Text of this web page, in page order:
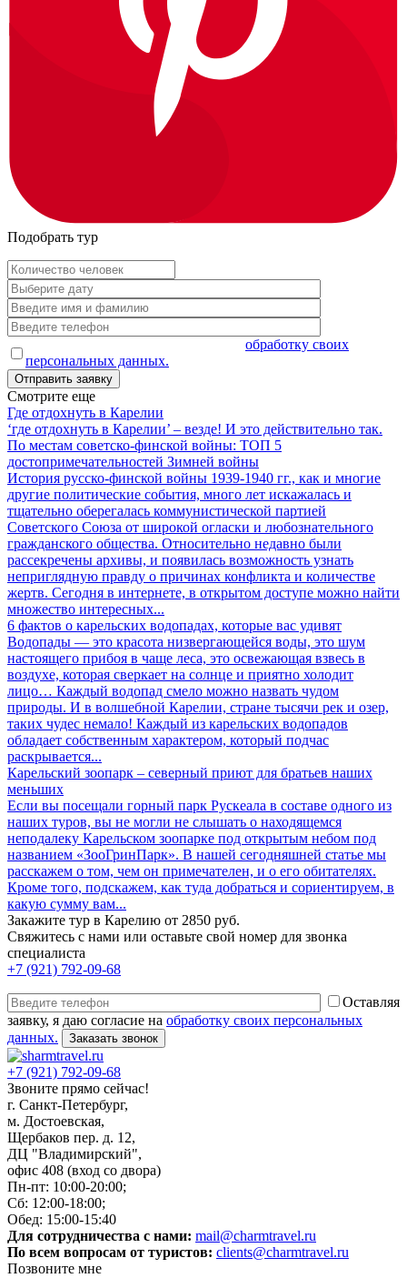
Подобрать тур
обработку своих
персональных данных.
Смотрите еще
Где отдохнуть в Карелии
‘где отдохнуть в Карелии’ – везде! И это действительно так.
По местам советско-финской войны: ТОП 5
достопримечательностей Зимней войны
История русско-финской войны 1939-1940 гг., как и многие
другие политические события, много лет искажалась и
тщательно оберегалась коммунистической партией
Советского Союза от широкой огласки и любознательного
гражданского общества. Относительно недавно были
рассекречены архивы, и появилась возможность узнать
неприглядную правду о причинах конфликта и количестве
жертв. Сегодня в интернете, в открытом доступе можно найти
множество интересных...
6 фактов о карельских водопадах, которые вас удивят
Водопады — это красота низвергающейся воды, это шум
настоящего прибоя в чаще леса, это освежающая взвесь в
воздухе, которая сверкает на солнце и приятно холодит
лицо… Каждый водопад смело можно назвать чудом
природы. И в волшебной Карелии, стране тысячи рек и озер,
таких чудес немало! Каждый из карельских водопадов
обладает собственным характером, который подчас
раскрывается...
Карельский зоопарк – северный приют для братьев наших
меньших
Если вы посещали горный парк Рускеала в составе одного из
наших туров, вы не могли не слышать о находящемся
неподалеку Карельском зоопарке под открытым небом под
названием «ЗооГринПарк». В нашей сегодняшней статье мы
расскажем о том, чем он примечателен, и о его обитателях.
Кроме того, подскажем, как туда добраться и сориентируем, в
какую сумму вам...
Закажите тур в Карелию от 2850 руб.
Свяжитесь с нами или оставьте свой номер для звонка
специалиста
+7 (921) 792-09-68
Оставляя
заявку, я даю согласие на обработку своих персональных
данных.
+7 (921) 792-09-68
Звоните прямо сейчас!
г. Санкт-Петербург,
м. Достоевская,
Щербаков пер. д. 12,
ДЦ "Владимирский",
офис 408 (вход со двора)
Пн-пт: 10:00-20:00;
Сб: 12:00-18:00;
Обед: 15:00-15:40
Для сотрудничества с нами: mail@charmtravel.ru
По всем вопросам от туристов: clients@charmtravel.ru
Позвоните мне